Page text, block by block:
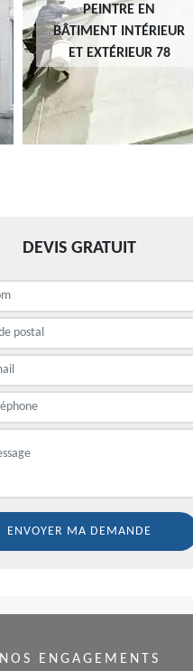
PEINTRE EN
BÂTIMENT INTÉRIEUR
ET EXTÉRIEUR 78
DEVIS GRATUIT
NOS ENGAGEMENTS